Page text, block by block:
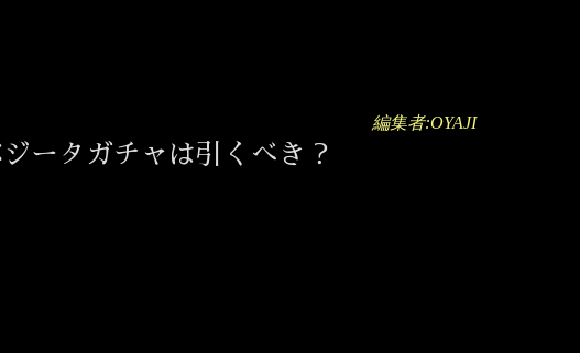
ータガチャは引くべき？
編集者:OYAJI